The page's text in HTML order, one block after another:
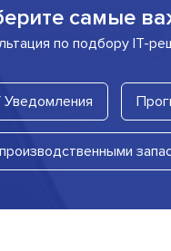
самые
по подбору IT-